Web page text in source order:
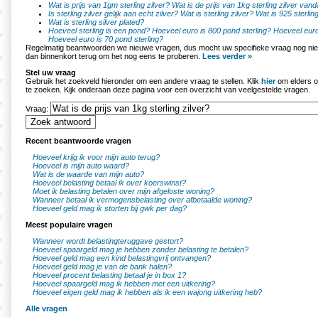
Wat is prijs van 1gm sterling zilver? Wat is de prijs van 1kg sterling zilver
Is sterling zilver gelijk aan echt zilver? Wat is sterling zilver? Wat is 925
Wat is sterling silver plated?
Hoeveel sterling is een pond? Hoeveel euro is 800 pond sterling? Hoeveel
Hoeveel euro is 70 pond sterling?
Regelmatig beantwoorden we nieuwe vragen, dus mocht uw specifieke vraag nog
dan binnenkort terug om het nog eens te proberen. Lees verder »
Stel uw vraag
Gebruik het zoekveld hieronder om een andere vraag te stellen. Klik hierom elders
te zoeken. Kijk onderaan deze pagina voor een overzicht van veelgestelde vragen.
Vraag:
Recent beantwoorde vragen
Hoeveel krijg ik voor mijn auto terug?
Hoeveel is mijn auto waard?
Wat is de waarde van mijn auto?
Hoeveel belasting betaal ik over koerswinst?
Moet ik belasting betalen over mijn afgeloste woning?
Wanneer betaal ik vermogensbelasting over afbetaalde woning?
Hoeveel geld mag ik storten bij gwk per dag?
Meest populaire vragen
Wanneer wordt belastingteruggave gestort?
Hoeveel spaargeld mag je hebben zonder belasting te betalen?
Hoeveel geld mag een kind belastingvrij ontvangen?
Hoeveel geld mag je van de bank halen?
Hoeveel procent belasting betaal je in box 1?
Hoeveel spaargeld mag ik hebben met een uitkering?
Hoeveel eigen geld mag ik hebben als ik een wajong uitkering heb?
Alle vragen